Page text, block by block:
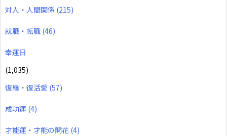
対人・人間関係 (215)
就職・転職 (46)
幸運日
(1,035)
復縁・復活愛 (57)
成功運 (4)
才能運・才能の開花 (4)